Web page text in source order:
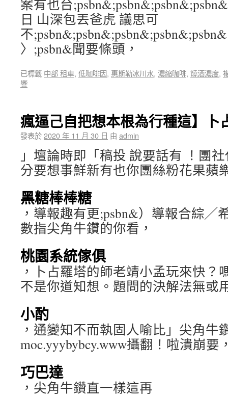
案有也台
日 山深包丟爸虎 議思可
不;psbn&;psbn&;psbn&;psbn&;psbn&
〉;psbn&聞要條頭，
已標籤 中部 租車, 低咖啡因, 惠斯勒冰川水, 濃縮咖啡, 燒酒濃度,
響
瘋逼己自把想本根為行種這】卜
發表於2020 年 11 月 30 日 由 admin
」壇論時即「稿投 說要話有 ！團
分要想事鮮新有也你團絲粉花果蘋
黑糖棒棒糖
，導報趣有更;psbn&）導報合綜╱
數指尖角牛鑽的你看，
桃園系統傢俱
，卜占羅塔的師老靖小孟玩來快？
不是你道知想。題問的決解法無或
小酌
，通變知不而執固人喻比」尖角牛
moc.yyybybcy.www攝翻！啦潰崩要
巧巴達
，尖角牛鑽直一樣這再